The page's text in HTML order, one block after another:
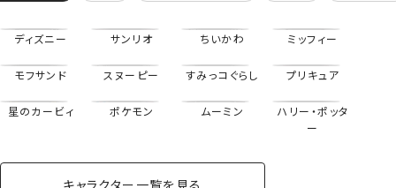
ディズニー サンリオ ちいかわ ミッフィー
モフサンド スヌーピー すみっコぐらし プリキュア
星のカービィ ポケモン ムーミン
ハリー・ポッタ
ー
キャラクター一覧を見る